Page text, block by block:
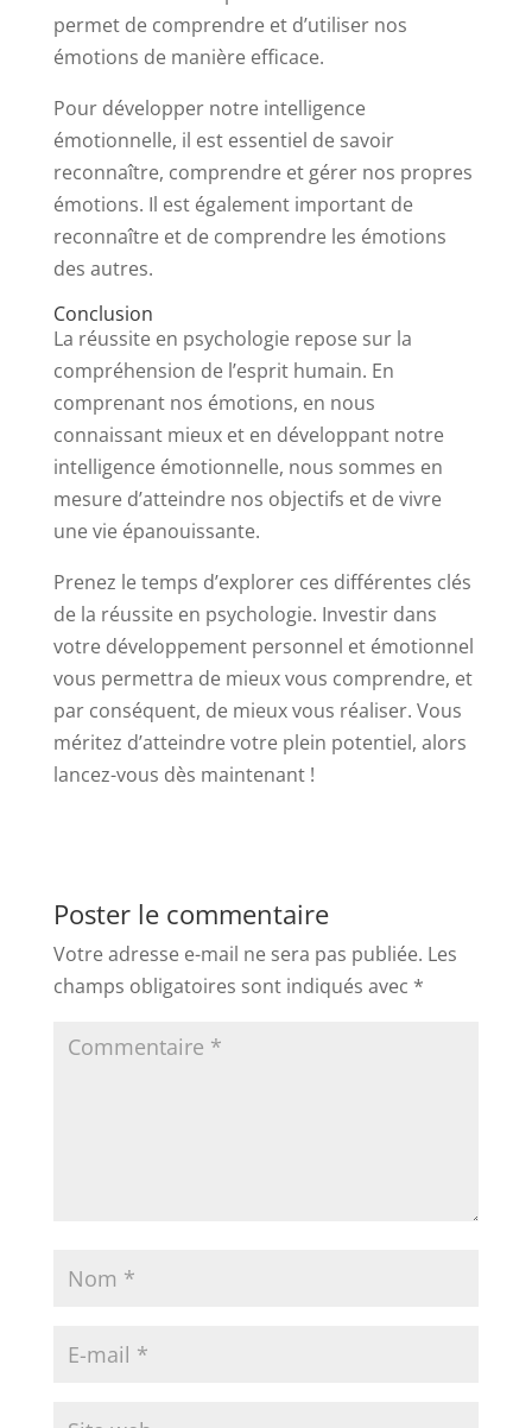
permet de comprendre et d’utiliser nos
émotions de manière efficace.
Pour développer notre intelligence
émotionnelle, il est essentiel de savoir
reconnaître, comprendre et gérer nos propres
émotions. Il est également important de
reconnaître et de comprendre les émotions
des autres.
Conclusion
La réussite en psychologie repose sur la
compréhension de l’esprit humain. En
comprenant nos émotions, en nous
connaissant mieux et en développant notre
intelligence émotionnelle, nous sommes en
mesure d’atteindre nos objectifs et de vivre
une vie épanouissante.
Prenez le temps d’explorer ces différentes clés
de la réussite en psychologie. Investir dans
votre développement personnel et émotionnel
vous permettra de mieux vous comprendre, et
par conséquent, de mieux vous réaliser. Vous
méritez d’atteindre votre plein potentiel, alors
lancez-vous dès maintenant !
Poster le commentaire
Votre adresse e-mail ne sera pas publiée. Les
champs obligatoires sont indiqués avec *